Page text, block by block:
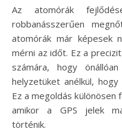
Az atomórák
robbanásszerűen
atomórák már képesek
mérni az időt. Ez a
számára, hogy
helyzetüket anélkül, hogy
Ez a megoldás
amikor a GPS jelek
történik.